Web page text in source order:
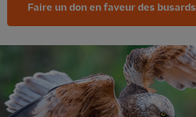
Faire un don en faveur des busards